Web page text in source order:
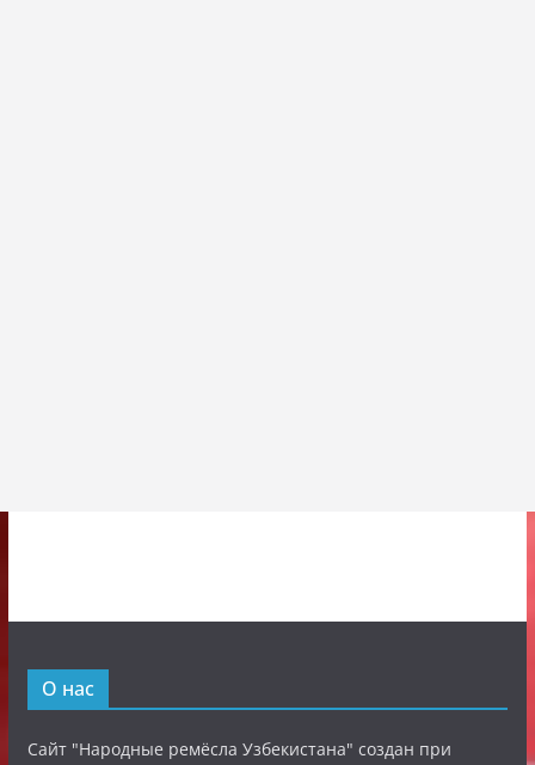
О нас
Сайт "Народные ремёсла Узбекистана" создан при